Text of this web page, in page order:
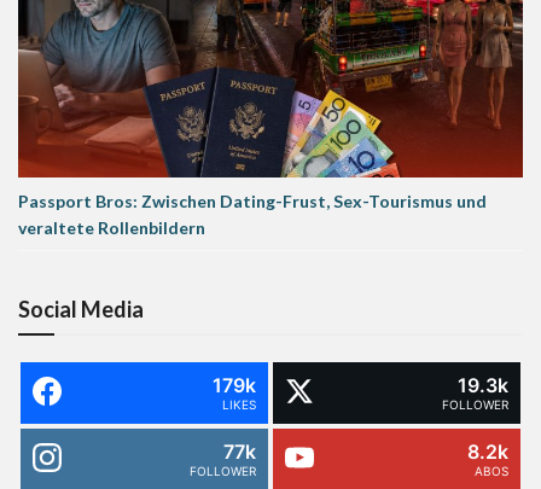
Passport Bros: Zwischen Dating-Frust, Sex-Tourismus und
veraltete Rollenbildern
Social Media
179k
LIKES
19.3k
FOLLOWER
77k
FOLLOWER
8.2k
ABOS